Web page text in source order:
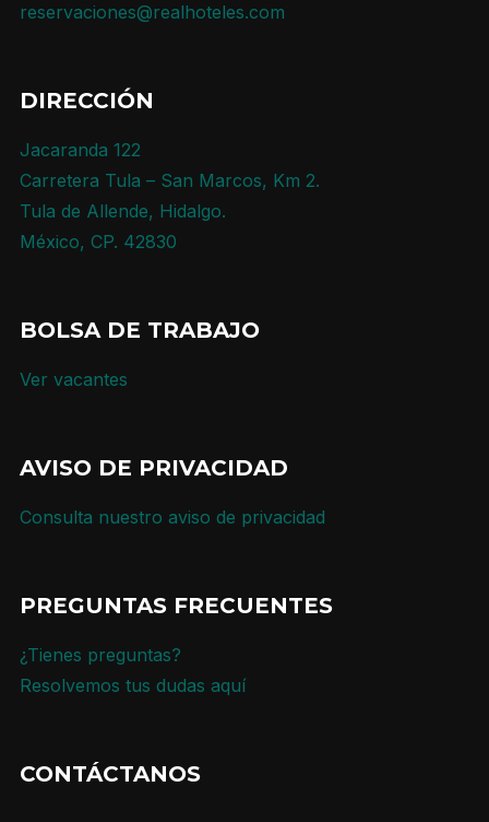
reservaciones@realhoteles.com
DIRECCIÓN
Jacaranda 122
Carretera Tula – San Marcos, Km 2.
Tula de Allende, Hidalgo.
México, CP. 42830
BOLSA DE TRABAJO
Ver vacantes
AVISO DE PRIVACIDAD
Consulta nuestro aviso de privacidad
PREGUNTAS FRECUENTES
¿Tienes preguntas?
Resolvemos tus dudas aquí
CONTÁCTANOS